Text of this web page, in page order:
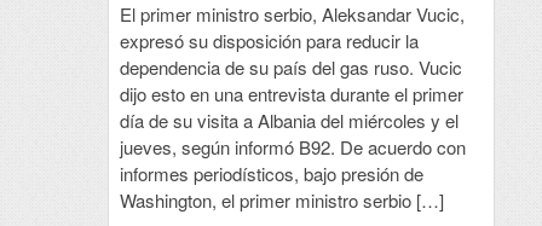
El primer ministro serbio, Aleksandar Vucic,
expresó su disposición para reducir la
dependencia de su país del gas ruso. Vucic
dijo esto en una entrevista durante el primer
día de su visita a Albania del miércoles y el
jueves, según informó B92. De acuerdo con
informes periodísticos, bajo presión de
Washington, el primer ministro serbio […]